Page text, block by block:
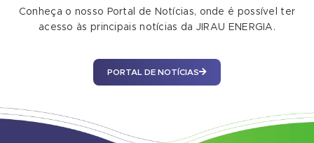
Conheça o nosso Portal de Notícias, onde é possível ter
acesso às principais notícias da JIRAU ENERGIA.
PORTAL DE NOTÍCIAS